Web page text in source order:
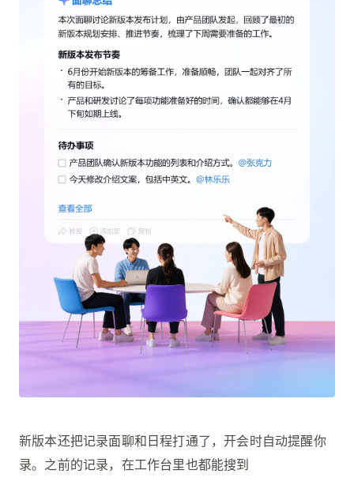
新版本还把记录面聊和日程打通了，开会时自动提醒你
录。之前的记录，在工作台里也都能搜到